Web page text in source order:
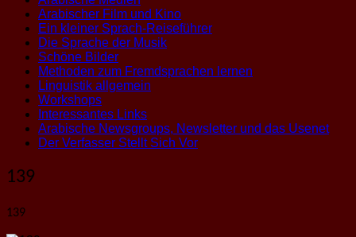
Arabischer Film und Kino
Ein kleiner Sprach-Reiseführer
Die Sprache der Musik
Schöne Bilder
Methoden zum Fremdsprachen lernen
Linguistik allgemein
Workshops
Interessantes Links
Arabische Newsgroups, Newsletter und das Usenet
Der Verfasser Stellt Sich Vor
139
139